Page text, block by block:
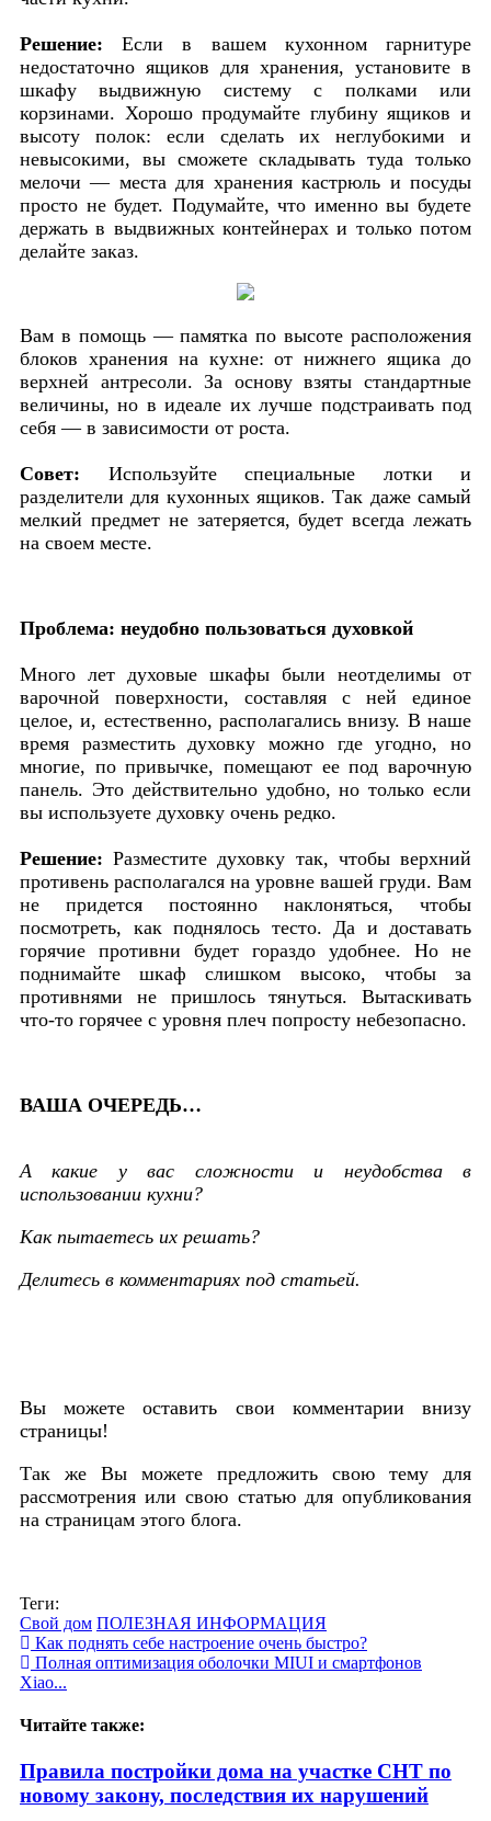
Решение: Если в вашем кухонном гарнитуре
недостаточно ящиков для хранения, установите в
шкафу выдвижную систему с полками или
корзинами. Хорошо продумайте глубину ящиков и
высоту полок: если сделать их неглубокими и
невысокими, вы сможете складывать туда только
мелочи — места для хранения кастрюль и посуды
просто не будет. Подумайте, что именно вы будете
держать в выдвижных контейнерах и только потом
делайте заказ.
Вам в помощь — памятка по высоте расположения
блоков хранения на кухне: от нижнего ящика до
верхней антресоли. За основу взяты стандартные
величины, но в идеале их лучше подстраивать под
себя — в зависимости от роста.
Совет: Используйте специальные лотки и
разделители для кухонных ящиков. Так даже самый
мелкий предмет не затеряется, будет всегда лежать
на своем месте.
Проблема: неудобно пользоваться духовкой
Много лет духовые шкафы были неотделимы от
варочной поверхности, составляя с ней единое
целое, и, естественно, располагались внизу. В наше
время разместить духовку можно где угодно, но
многие, по привычке, помещают ее под варочную
панель. Это действительно удобно, но только если
вы используете духовку очень редко.
Решение: Разместите духовку так, чтобы верхний
противень располагался на уровне вашей груди. Вам
не придется постоянно наклоняться, чтобы
посмотреть, как поднялось тесто. Да и доставать
горячие противни будет гораздо удобнее. Но не
поднимайте шкаф слишком высоко, чтобы за
противнями не пришлось тянуться. Вытаскивать
что-то горячее с уровня плеч попросту небезопасно.
ВАША ОЧЕРЕДЬ…
А какие у вас сложности и неудобства в
использовании кухни?
Как пытаетесь их решать?
Делитесь в комментариях под статьей.
Вы можете оставить свои комментарии внизу
страницы!
Так же Вы можете предложить свою тему для
рассмотрения или свою статью для опубликования
на страницам этого блога.
Теги:
Свой дом ПОЛЕЗНАЯ ИНФОРМАЦИЯ
Как поднять себе настроение очень быстро?
Полная оптимизация оболочки MIUI и смартфонов
Xiao...
Читайте также:
Правила постройки дома на участке СНТ по
новому закону, последствия их нарушений